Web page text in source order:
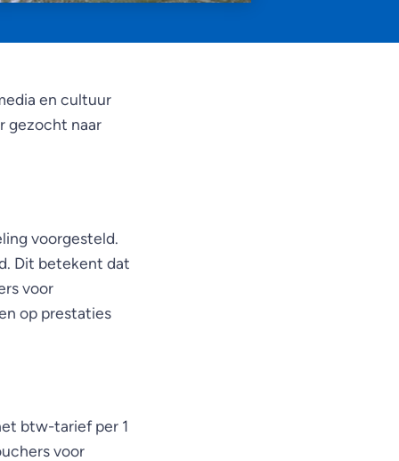
en cultuur
gezocht naar
voorgesteld.
Dit betekent dat
voor
op prestaties
btw-tarief per 1
voor